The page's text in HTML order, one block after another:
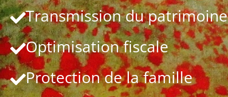
Transmission du patrimoine
Optimisation fiscale
Protection de la famille